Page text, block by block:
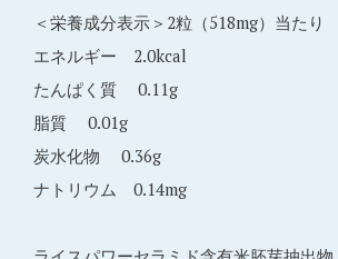
＜栄養成分表示＞2粒（518mg）当たり
エネルギー 2.0kcal
たんぱく質 0.11g
脂質 0.01g
炭水化物 0.36g
ナトリウム 0.14mg